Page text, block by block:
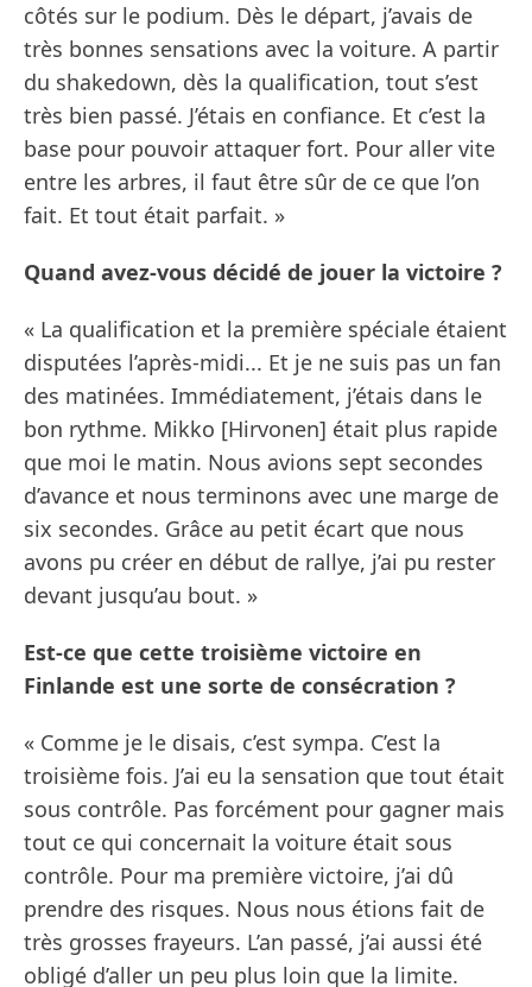
côtés sur le podium. Dès le départ, j’avais de
très bonnes sensations avec la voiture. A partir
du shakedown, dès la qualification, tout s’est
très bien passé. J’étais en confiance. Et c’est la
base pour pouvoir attaquer fort. Pour aller vite
entre les arbres, il faut être sûr de ce que l’on
fait. Et tout était parfait. »
Quand avez-vous décidé de jouer la victoire ?
« La qualification et la première spéciale étaient
disputées l’après-midi... Et je ne suis pas un fan
des matinées. Immédiatement, j’étais dans le
bon rythme. Mikko [Hirvonen] était plus rapide
que moi le matin. Nous avions sept secondes
d’avance et nous terminons avec une marge de
six secondes. Grâce au petit écart que nous
avons pu créer en début de rallye, j’ai pu rester
devant jusqu’au bout. »
Est-ce que cette troisième victoire en
Finlande est une sorte de consécration ?
« Comme je le disais, c’est sympa. C’est la
troisième fois. J’ai eu la sensation que tout était
sous contrôle. Pas forcément pour gagner mais
tout ce qui concernait la voiture était sous
contrôle. Pour ma première victoire, j’ai dû
prendre des risques. Nous nous étions fait de
très grosses frayeurs. L’an passé, j’ai aussi été
obligé d’aller un peu plus loin que la limite.